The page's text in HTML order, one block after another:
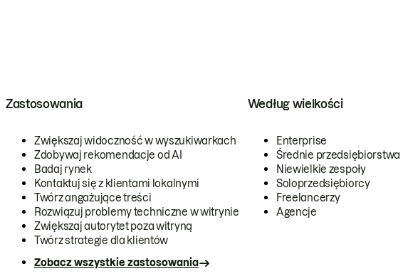
Zastosowania
Zwiększaj widoczność w wyszukiwarkach
Zdobywaj rekomendacje od AI
Badaj rynek
Kontaktuj się z klientami lokalnymi
Twórz angażujące treści
Rozwiązuj problemy techniczne w witrynie
Zwiększaj autorytet poza witryną
Twórz strategie dla klientów
Zobacz wszystkie zastosowania
Według wielkości
Enterprise
Średnie przedsiębiorstwa
Niewielkie zespoły
Soloprzedsiębiorcy
Freelancerzy
Agencje